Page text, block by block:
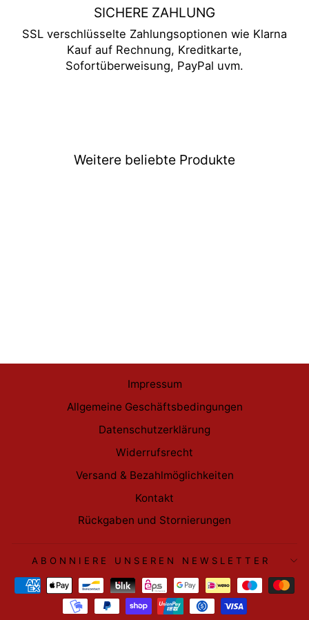
SICHERE ZAHLUNG
SSL verschlüsselte Zahlungsoptionen wie Klarna
Kauf auf Rechnung, Kreditkarte,
Sofortüberweisung, PayPal uvm.
Weitere beliebte Produkte
Impressum
Allgemeine Geschäftsbedingungen
Datenschutzerklärung
Widerrufsrecht
Versand & Bezahlmöglichkeiten
Kontakt
Rückgaben und Stornierungen
ABONNIERE UNSEREN NEWSLETTER